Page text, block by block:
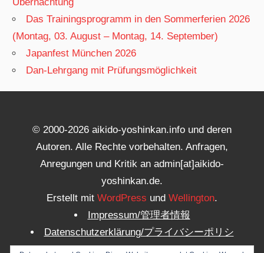
Das Trainingsprogramm in den Sommerferien 2026
(Montag, 03. August – Montag, 14. September)
Japanfest München 2026
Dan-Lehrgang mit Prüfungsmöglichkeit
© 2000-2026 aikido-yoshinkan.info und deren
Autoren. Alle Rechte vorbehalten. Anfragen,
Anregungen und Kritik an admin[at]aikido-
yoshinkan.de.
Erstellt mit WordPress und Wellington.
Impressum/管理者情報
Datenschutzerklärung/プライバシーポリシ
ー